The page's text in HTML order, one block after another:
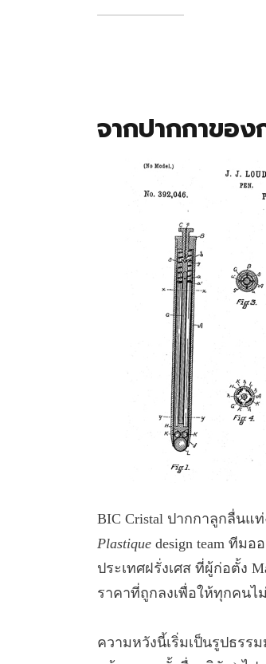
จากปากกาขอ
BIC Cristal ปากกาลูกลื่นแ
Plastique design team ทีม
ประเทศฝรั่งเศส ที่ผู้ก่อตั้ง
ราคาที่ถูกลงเพื่อให้ทุกคนไ
ความหวังนี้เริ่มเป็นรูปธรร